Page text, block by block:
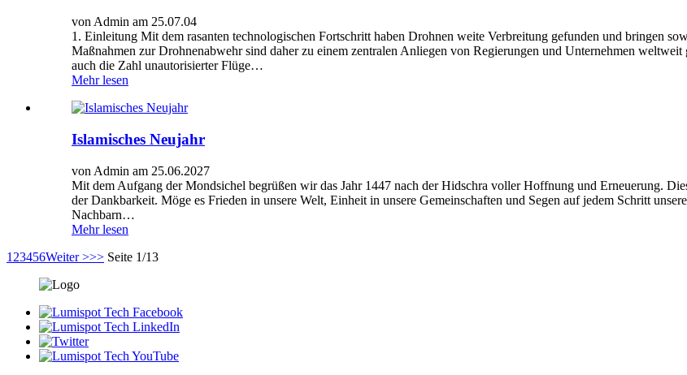
von Admin am 25.07.04
1. Einleitung Mit dem rasanten technologischen Fortschritt haben Drohnen weite Verbreitung gefunden und bringen
Maßnahmen zur Drohnenabwehr sind daher zu einem zentralen Anliegen von Regierungen und Unternehmen
auch die Zahl unautorisierter Flüge…
Mehr lesen
Islamisches Neujahr
von Admin am 25.06.2027
Mit dem Aufgang der Mondsichel begrüßen wir das Jahr 1447 nach der Hidschra voller Hoffnung und Erneuerung.
der Dankbarkeit. Möge es Frieden in unsere Welt, Einheit in unsere Gemeinschaften und Segen auf jedem Schritt
Nachbarn…
Mehr lesen
1 23456Weiter >>> Seite 1/13